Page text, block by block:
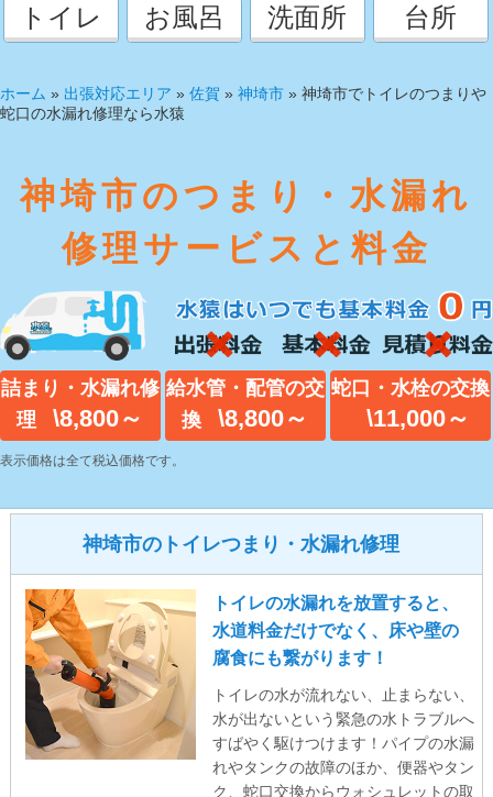
トイレ お風呂 洗面所 台所
ホーム » 出張対応エリア » 佐賀 » 神埼市 » 神埼市でトイレのつまりや
蛇口の水漏れ修理なら水猿
神埼市のつまり・水漏れ
修理サービスと料金
詰まり・水漏れ修
理
\8,800～
給水管・配管の交
換
\8,800～
蛇口・水栓の交換
\11,000～
表示価格は全て税込価格です。
神埼市のトイレつまり・水漏れ修理
トイレの水漏れを放置すると、
水道料金だけでなく、床や壁の
腐食にも繋がります！
トイレの水が流れない、止まらない、
水が出ないという緊急の水トラブルへ
すばやく駆けつけます！パイプの水漏
れやタンクの故障のほか、便器やタン
ク、蛇口交換からウォシュレットの取